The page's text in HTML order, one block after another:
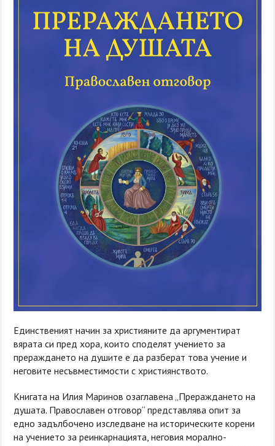
Единственият начин за християните да аргументират
вярата си пред хора, които споделят учението за
прераждането на душите е да разберат това учение и
неговите несъвместимости с християнството.
Книгата на Илия Маринов озаглавена „Прераждането на
душата. Православен отговор“ представлява опит за
едно задълбочено изследване на историческите корени
на учението за реинкарнацията, неговия морално-